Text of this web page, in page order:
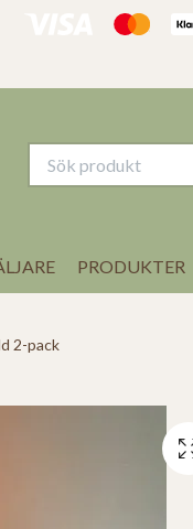
PRODUKTER
2-pack